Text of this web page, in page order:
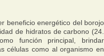
beneficio energético del borojo
de hidratos de carbono (24.
función principal, brindar
células como al organismo en